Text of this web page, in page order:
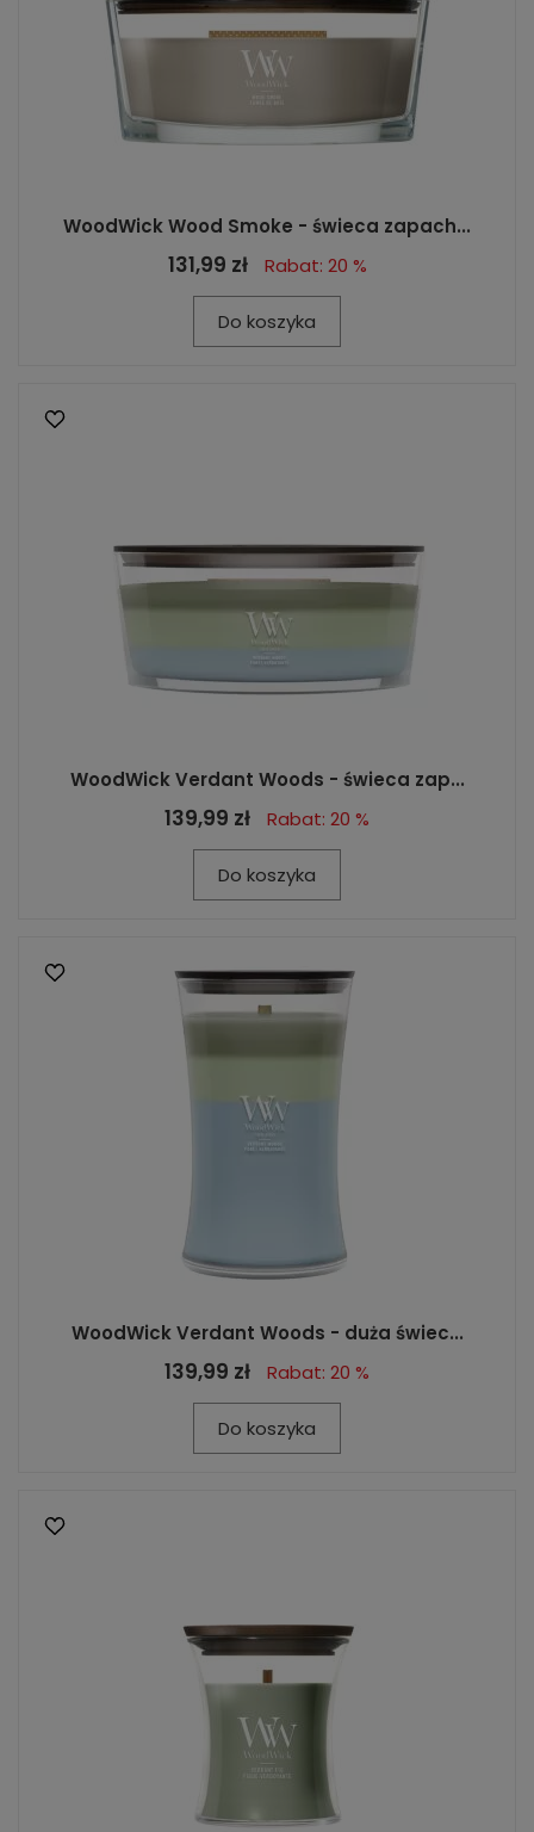
WoodWick Wood Smoke - świeca zapach...
131,99 zł Rabat: 20 %
Do koszyka
WoodWick Verdant Woods - świeca zap...
139,99 zł Rabat: 20 %
Do koszyka
WoodWick Verdant Woods - duża świec...
139,99 zł Rabat: 20 %
Do koszyka